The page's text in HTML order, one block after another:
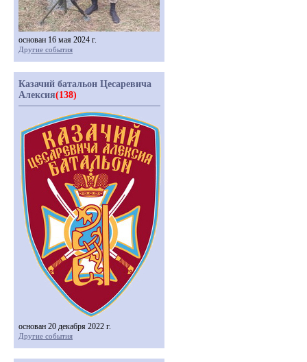
основан 16 мая 2024 г.
Другие события
Казачий батальон Цесаревича
Алексия(138)
основан 20 декабря 2022 г.
Другие события